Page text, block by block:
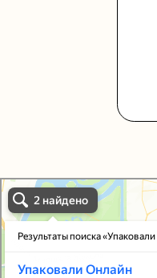
Упаковали Онлайн в Москве
Москва